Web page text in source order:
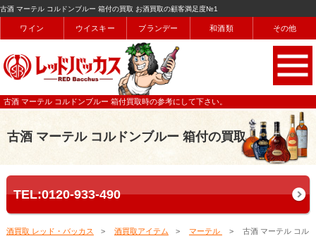
古酒 マーテル コルドンブルー 箱付の買取 お酒買取の顧客満足度№1
ワイン ウイスキー ブランデー 和酒類 その他
古酒 マーテル コルドンブルー 箱付買取時の参考にして下さい。
古酒 マーテル コルドンブルー 箱付の買取
TEL:0120-933-490
酒買取 レッド・バッカス 酒買取アイテム マーテル
古酒 マーテル コル